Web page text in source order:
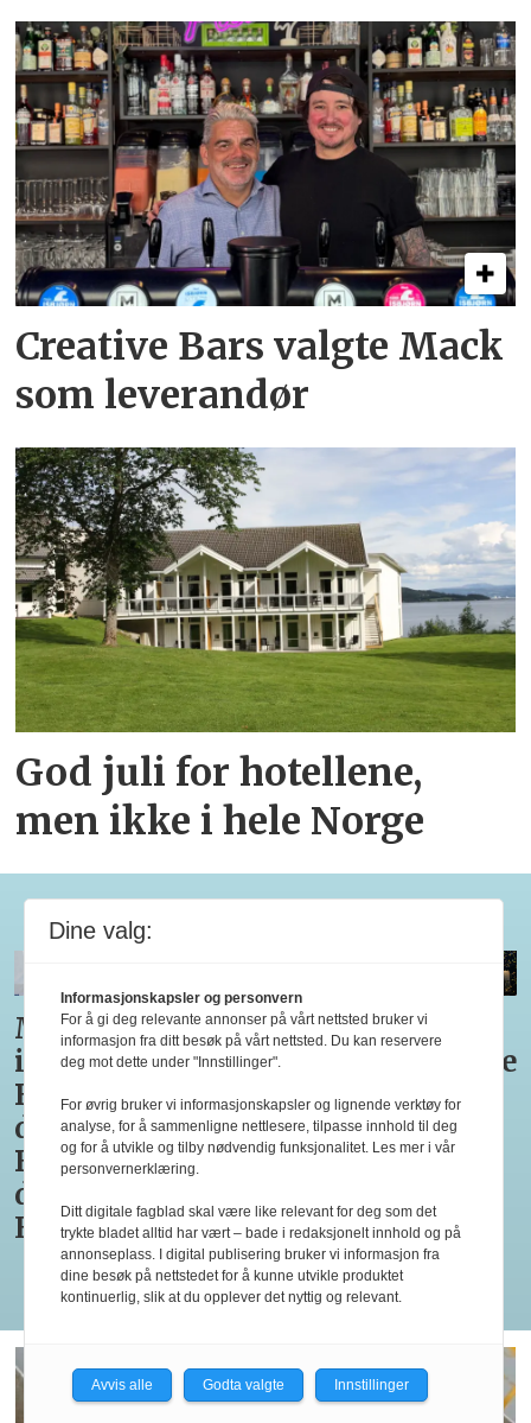
Creative Bars valgte Mack
som leverandør
God juli for hotellene,
men ikke i hele Norge
Medaljestatistikk
i
Bocuse
d'Or og
Bocuse
d'Or
Europe
Nå er
alle
Pettersens
konkurrenter
i
klare
Tre
Bocuse
d’Or
Europe
Til
Bocuse
d’Or
for
tredje
Les flere
Dine valg:
Informasjonskapsler og personvern
For å gi deg relevante annonser på vårt nettsted bruker vi
informasjon fra ditt besøk på vårt nettsted. Du kan reservere
deg mot dette under "Innstillinger".
For øvrig bruker vi informasjonskapsler og lignende verktøy for
analyse, for å sammenligne nettlesere, tilpasse innhold til deg
og for å utvikle og tilby nødvendig funksjonalitet. Les mer i vår
personvernerklæring.
Ditt digitale fagblad skal være like relevant for deg som det
trykte bladet alltid har vært – bade i redaksjonelt innhold og på
annonseplass. I digital publisering bruker vi informasjon fra
dine besøk på nettstedet for å kunne utvikle produktet
kontinuerlig, slik at du opplever det nyttig og relevant.
Avvis alle Godta valgte Innstillinger